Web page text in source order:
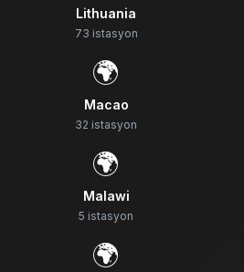
Lithuania
73 istasyon
🌍
Macao
32 istasyon
🌍
Malawi
5 istasyon
🌍